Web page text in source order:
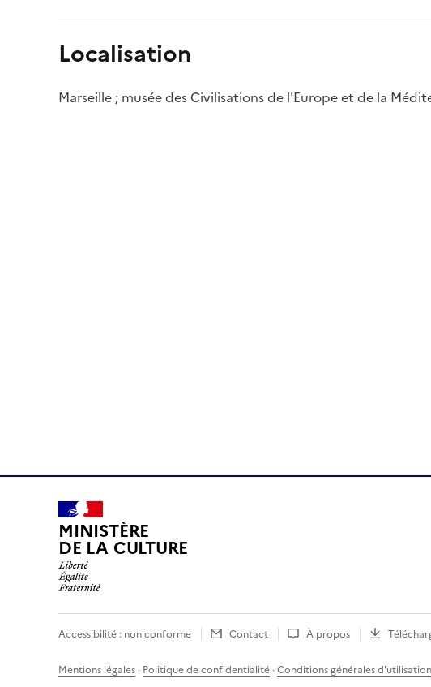
Localisation
Marseille ; musée des Civilisations de l'Europe et de la
MINISTÈRE
DE LA CULTURE
Accessibilité : non conforme Contact À propos
Mentions légales · Politique de confidentialité ·Conditions générales d'utilisation